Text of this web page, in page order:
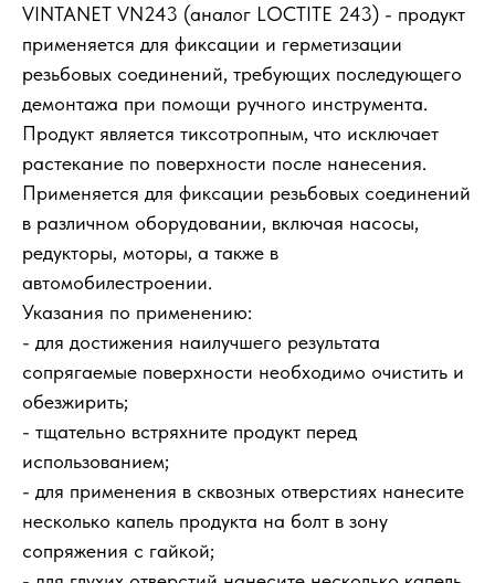
VINTANET VN243 (аналог LOCTITE 243) - продукт
применяется для фиксации и герметизации
резьбовых соединений, требующих последующего
демонтажа при помощи ручного инструмента.
Продукт является тиксотропным, что исключает
растекание по поверхности после нанесения.
Применяется для фиксации резьбовых соединений
в различном оборудовании, включая насосы,
редукторы, моторы, а также в
автомобилестроении.
Указания по применению:
- для достижения наилучшего результата
сопрягаемые поверхности необходимо очистить и
обезжирить;
- тщательно встряхните продукт перед
использованием;
- для применения в сквозных отверстиях нанесите
несколько капель продукта на болт в зону
сопряжения с гайкой;